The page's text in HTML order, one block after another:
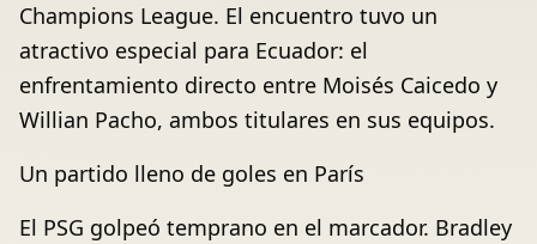
Champions League. El encuentro tuvo un
atractivo especial para Ecuador: el
enfrentamiento directo entre Moisés Caicedo y
Willian Pacho, ambos titulares en sus equipos.
Un partido lleno de goles en París
El PSG golpeó temprano en el marcador. Bradley